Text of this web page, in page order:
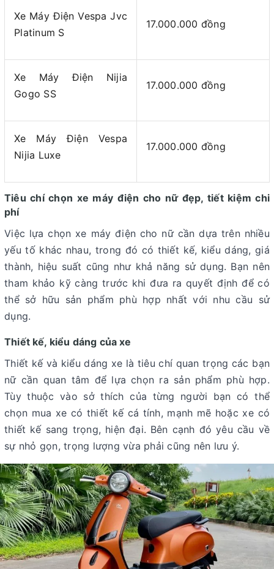
Xe Máy Điện Vespa Jvc
Platinum S
17.000.000 đồng
Xe Máy Điện Nijia
Gogo SS
17.000.000 đồng
Xe Máy Điện Vespa
Nijia Luxe
17.000.000 đồng
Tiêu chí chọn xe máy điện cho nữ đẹp, tiết kiệm chi
phí
Việc lựa chọn xe máy điện cho nữ cần dựa trên nhiều
yếu tố khác nhau, trong đó có thiết kế, kiểu dáng, giá
thành, hiệu suất cũng như khả năng sử dụng. Bạn nên
tham khảo kỹ càng trước khi đưa ra quyết định để có
thể sở hữu sản phẩm phù hợp nhất với nhu cầu sử
dụng.
Thiết kế, kiểu dáng của xe
Thiết kế và kiểu dáng xe là tiêu chí quan trọng các bạn
nữ cần quan tâm để lựa chọn ra sản phẩm phù hợp.
Tùy thuộc vào sở thích của từng người bạn có thể
chọn mua xe có thiết kế cá tính, mạnh mẽ hoặc xe có
thiết kế sang trọng, hiện đại. Bên cạnh đó yêu cầu về
sự nhỏ gọn, trọng lượng vừa phải cũng nên lưu ý.